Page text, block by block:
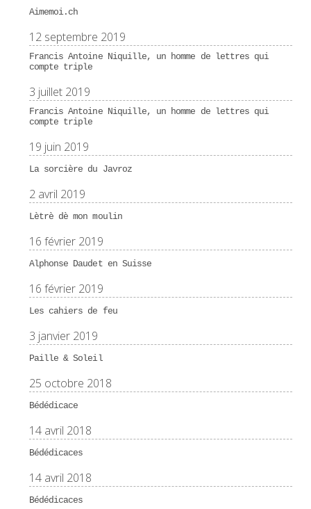
Aimemoi.ch
12 septembre 2019
Francis Antoine Niquille, un homme de lettres qui
compte triple
3 juillet 2019
Francis Antoine Niquille, un homme de lettres qui
compte triple
19 juin 2019
La sorcière du Javroz
2 avril 2019
Lètrè dè mon moulin
16 février 2019
Alphonse Daudet en Suisse
16 février 2019
Les cahiers de feu
3 janvier 2019
Paille & Soleil
25 octobre 2018
Bédédicace
14 avril 2018
Bédédicaces
14 avril 2018
Bédédicaces